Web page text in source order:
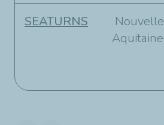
SEATURNS
Nouvelle
Aquitaine